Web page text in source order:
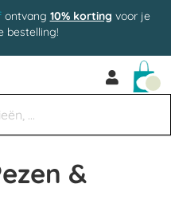
ontvang 10% korting voor je
bestelling!
&